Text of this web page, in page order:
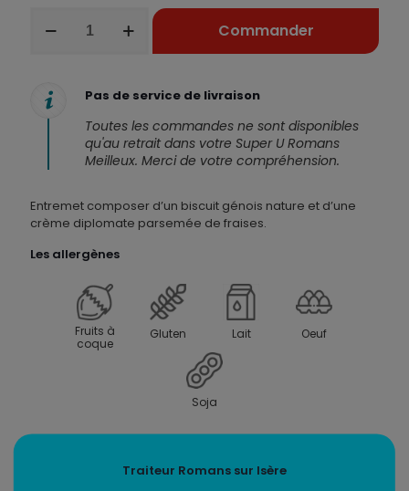
parts
Commander
Pas de service de livraison
Toutes les commandes ne sont disponibles
qu'au retrait dans votre Super U Romans
Meilleux. Merci de votre compréhension.
Entremet composer d’un biscuit génois nature et d’une
crème diplomate parsemée de fraises.
Les allergènes
Fruits à
coque
Gluten Lait Oeuf
Soja
Traiteur Romans sur Isère